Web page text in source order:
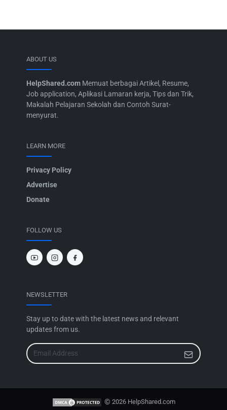
ABOUT US
HelpShared.com Memuat berbagai Artikel, Resume,
Job application, Aplikasi Lamaran kerja, Tips dan Trik,
Makalah Pelajaran Sekolah dan Contoh Surat-
menyurat.
LEARN MORE
Privacy Policy
Advertise
Donate
FOLLOW US
NEWSLETTER
Stay up to date with the latest news and relevant
updates from us.
© 2026 HelpShared.com